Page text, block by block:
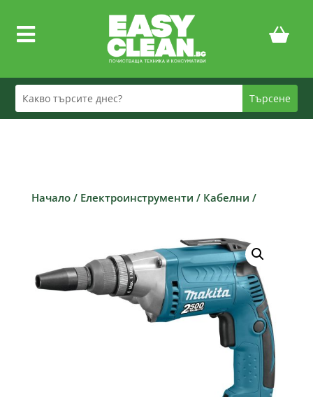

Начало/ Електроинструменти / Кабелни /